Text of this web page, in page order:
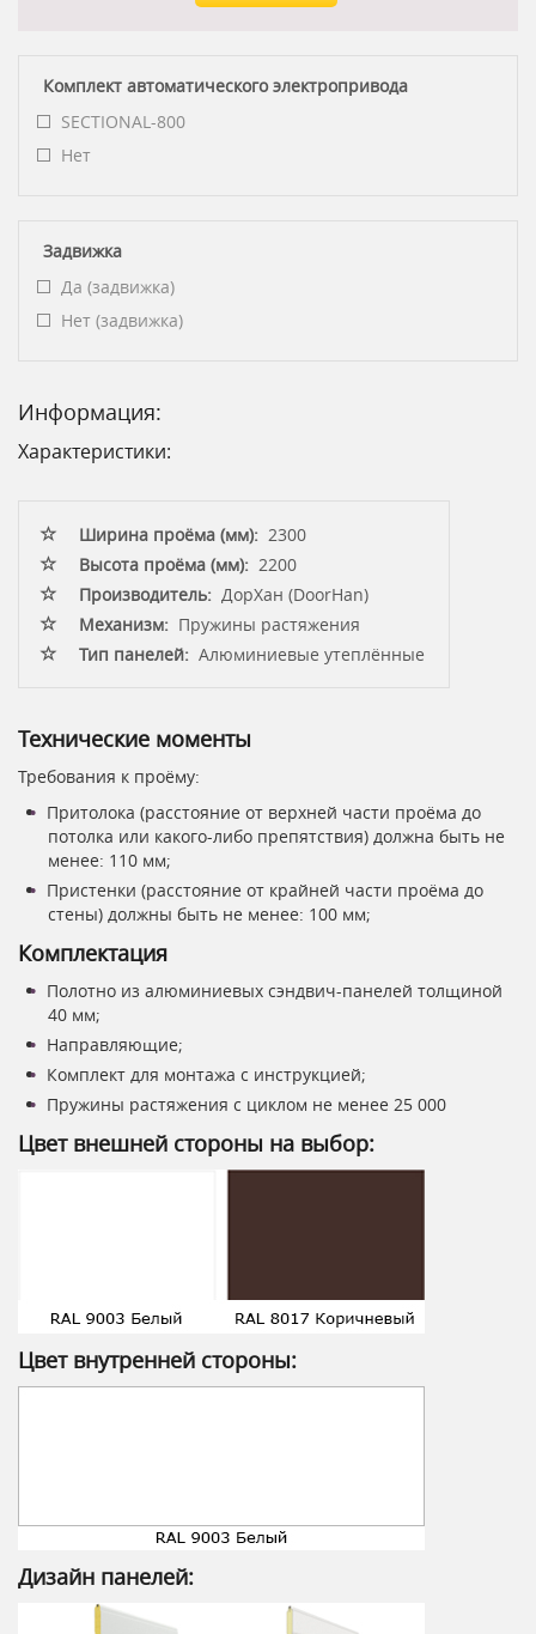
Комплект автоматического электропривода
SECTIONAL-800
Нет
Задвижка
Да (задвижка)
Нет (задвижка)
Информация:
Характеристики:
Ширина проёма (мм): 2300
Высота проёма (мм): 2200
Производитель: ДорХан (DoorHan)
Механизм: Пружины растяжения
Тип панелей: Алюминиевые утеплённые
Технические моменты
Требования к проёму:
Притолока (расстояние от верхней части проёма до
потолка или какого-либо препятствия) должна быть не
менее: 110 мм;
Пристенки (расстояние от крайней части проёма до
стены) должны быть не менее: 100 мм;
Комплектация
Полотно из алюминиевых сэндвич-панелей толщиной
40 мм;
Направляющие;
Комплект для монтажа с инструкцией;
Пружины растяжения с циклом не менее 25 000
Цвет внешней стороны на выбор:
Цвет внутренней стороны:
Дизайн панелей: